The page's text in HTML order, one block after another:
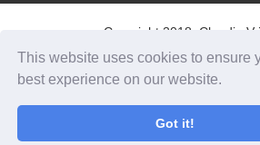
This website uses cookies to ensure
best experience on our website.
Got it!
Copyright 2018 Claudiu
HOME / DESPRE MINE /